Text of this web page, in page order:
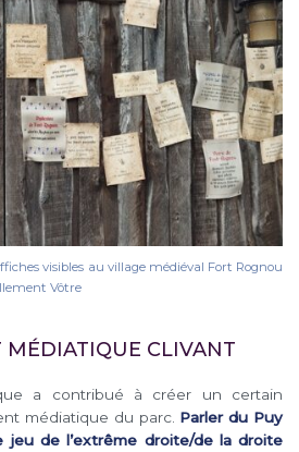
visibles au village médiéval Fort Rognou
Vôtre
CLIVANT
a contribué à créer un certain
médiatique du parc. Parler du Puy
de l’extrême droite/de la droite